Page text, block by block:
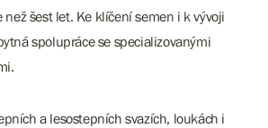
než šest let. Ke klíčení semen i k vývoji
spolupráce se specializovanými
a lesostepních svazích, loukách i